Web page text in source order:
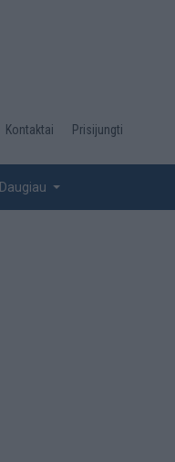
Kontaktai Prisijungti
Daugiau